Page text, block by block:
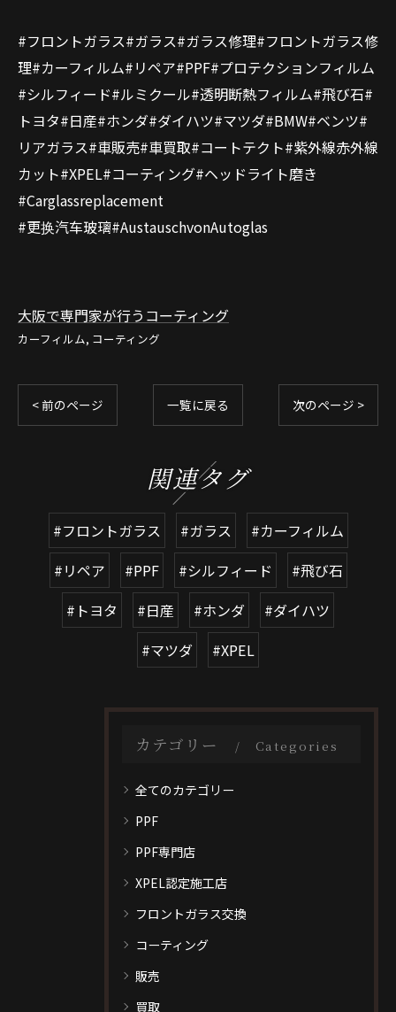
#フロントガラス#ガラス#ガラス修理#フロントガラス修
理#カーフィルム#リペア#PPF#プロテクションフィルム
#シルフィード#ルミクール#透明断熱フィルム#飛び石#
トヨタ#日産#ホンダ#ダイハツ#マツダ#BMW#ベンツ#
リアガラス#車販売#車買取#コートテクト#紫外線赤外線
カット#XPEL#コーティング#ヘッドライト磨き
#Carglassreplacement
#更换汽车玻璃#AustauschvonAutoglas
大阪で専門家が行うコーティング
カーフィルム コーティング
< 前のページ 一覧に戻る 次のページ >
関連タグ
#フロントガラス #ガラス
#カーフィルム
#リペア
#PPF #シルフィード
#飛び石
#トヨタ
#日産 #ホンダ
#ダイハツ
#マツダ
#XPEL
カテゴリー Categories
全てのカテゴリー
PPF
PPF専門店
XPEL認定施工店
フロントガラス交換
コーティング
販売
買取